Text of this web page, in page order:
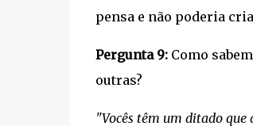
pensa e não poderia
Pergunta 9:Como
outras?
"Vocês têm um ditado que